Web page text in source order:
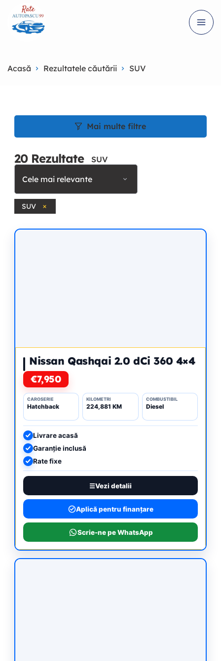
Acasă Rezultatele căutării SUV
Mai multe filtre
20 Rezultate
SUV
Cele mai relevante
SUV
Nissan Qashqai 2.0 dCi 360 4×4
€7,950
CAROSERIE
Hatchback
KILOMETRI
224,881 KM
COMBUSTIBIL
Diesel
Livrare acasă
Garanție inclusă
Rate fixe
Vezi detalii
Aplică pentru finanțare
Scrie-ne pe WhatsApp